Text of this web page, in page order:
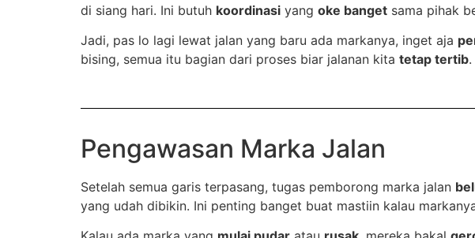
di siang hari. Ini butuh koordinasi yang oke banget sama pihak
Jadi, pas lo lagi lewat jalan yang baru ada markanya, inget aja
bising, semua itu bagian dari proses biar jalanan kita tetap tertib
Pengawasan Marka Jalan
Setelah semua garis terpasang, tugas pemborong marka jalan
yang udah dibikin. Ini penting banget buat mastiin kalau